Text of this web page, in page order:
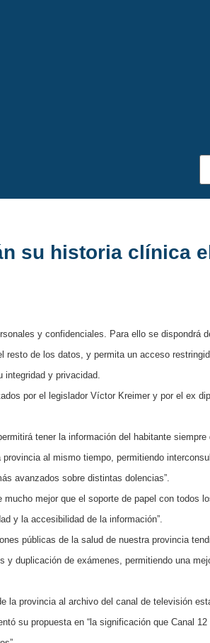
su historia clínica
y confidenciales. Para ello se dispondrá
resto de los datos, y permita un acceso
integridad y privacidad.
por el legislador Víctor Kreimer y por el ex
tener la información del habitante siempre
al mismo tiempo, permitiendo
avanzados sobre distintas dolencias”.
mejor que el soporte de papel con todos
y la accesibilidad de la información”.
públicas de la salud de nuestra provincia
y duplicación de exámenes, permitiendo una
la provincia al archivo del canal de televisión
su propuesta en “la significación que Canal